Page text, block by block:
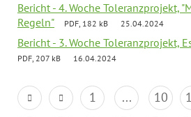
Bericht - 4. Woche Toleranzprojekt,
Regeln"
PDF, 182 kB 25.04.2024
Bericht - 3. Woche Toleranzprojekt,
PDF, 207 kB 16.04.2024
1 ... 10